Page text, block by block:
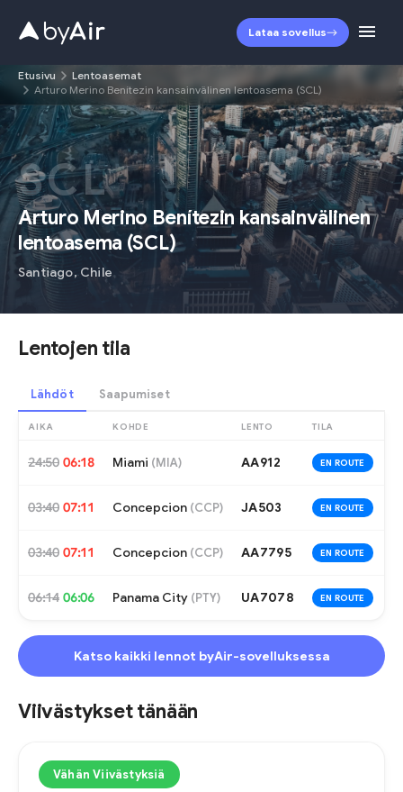
Lataa sovellus
Etusivu
Lentoasemat
Arturo Merino Benítezin kansainvälinen lentoasema (SCL)
SCL
Arturo Merino Benítezin kansainvälinen
lentoasema (SCL)
Santiago,Chile
Lentojen tila
Lähdöt Saapumiset
AIKA KOHDE LENTO TILA
24:50 06:18 Miami (MIA) AA912 EN ROUTE
03:40 07:11 Concepcion (CCP) JA503 EN ROUTE
03:40 07:11 Concepcion (CCP) AA7795 EN ROUTE
06:14 06:06 Panama City (PTY) UA7078 EN ROUTE
Katso kaikki lennot byAir-sovelluksessa
Viivästykset tänään
Vähän Viivästyksiä